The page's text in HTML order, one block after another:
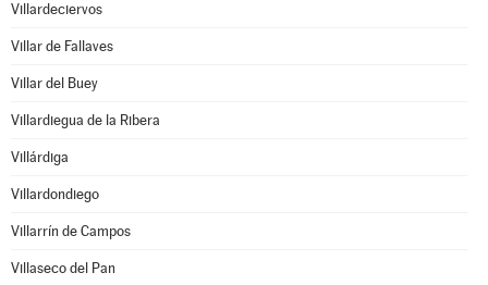
Villardeciervos
Villar de Fallaves
Villar del Buey
Villardiegua de la Ribera
Villárdiga
Villardondiego
Villarrín de Campos
Villaseco del Pan